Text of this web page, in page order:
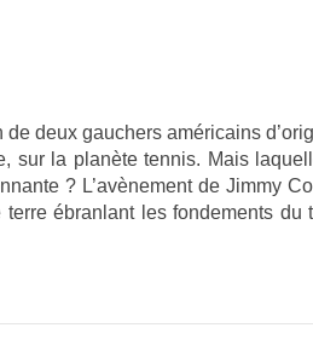
de deux gauch­ers américains
sur la planète ten­nis. Mais
? L’avène­ment de Jimmy
ébran­lant les fon­de­ments du